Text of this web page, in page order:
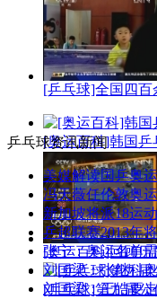
[乒乓球]全国四百
[奥运百科]韩国乒
[奥运百科]回顾历
[乒乓球]第九届公
乒乓球资讯新闻
美媒解读国乒奥
冯天薇任伦敦奥
新加坡将派18运
乒超联赛2013年
张宁：奥运名单
刘国梁：张继科
刘国梁：王皓要